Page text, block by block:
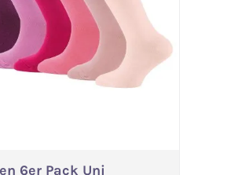
6er Pack Uni